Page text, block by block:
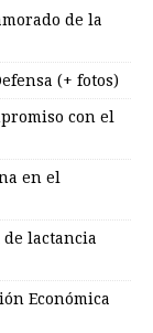
de la
(+ fotos)
con el
en el
lactancia
Económica